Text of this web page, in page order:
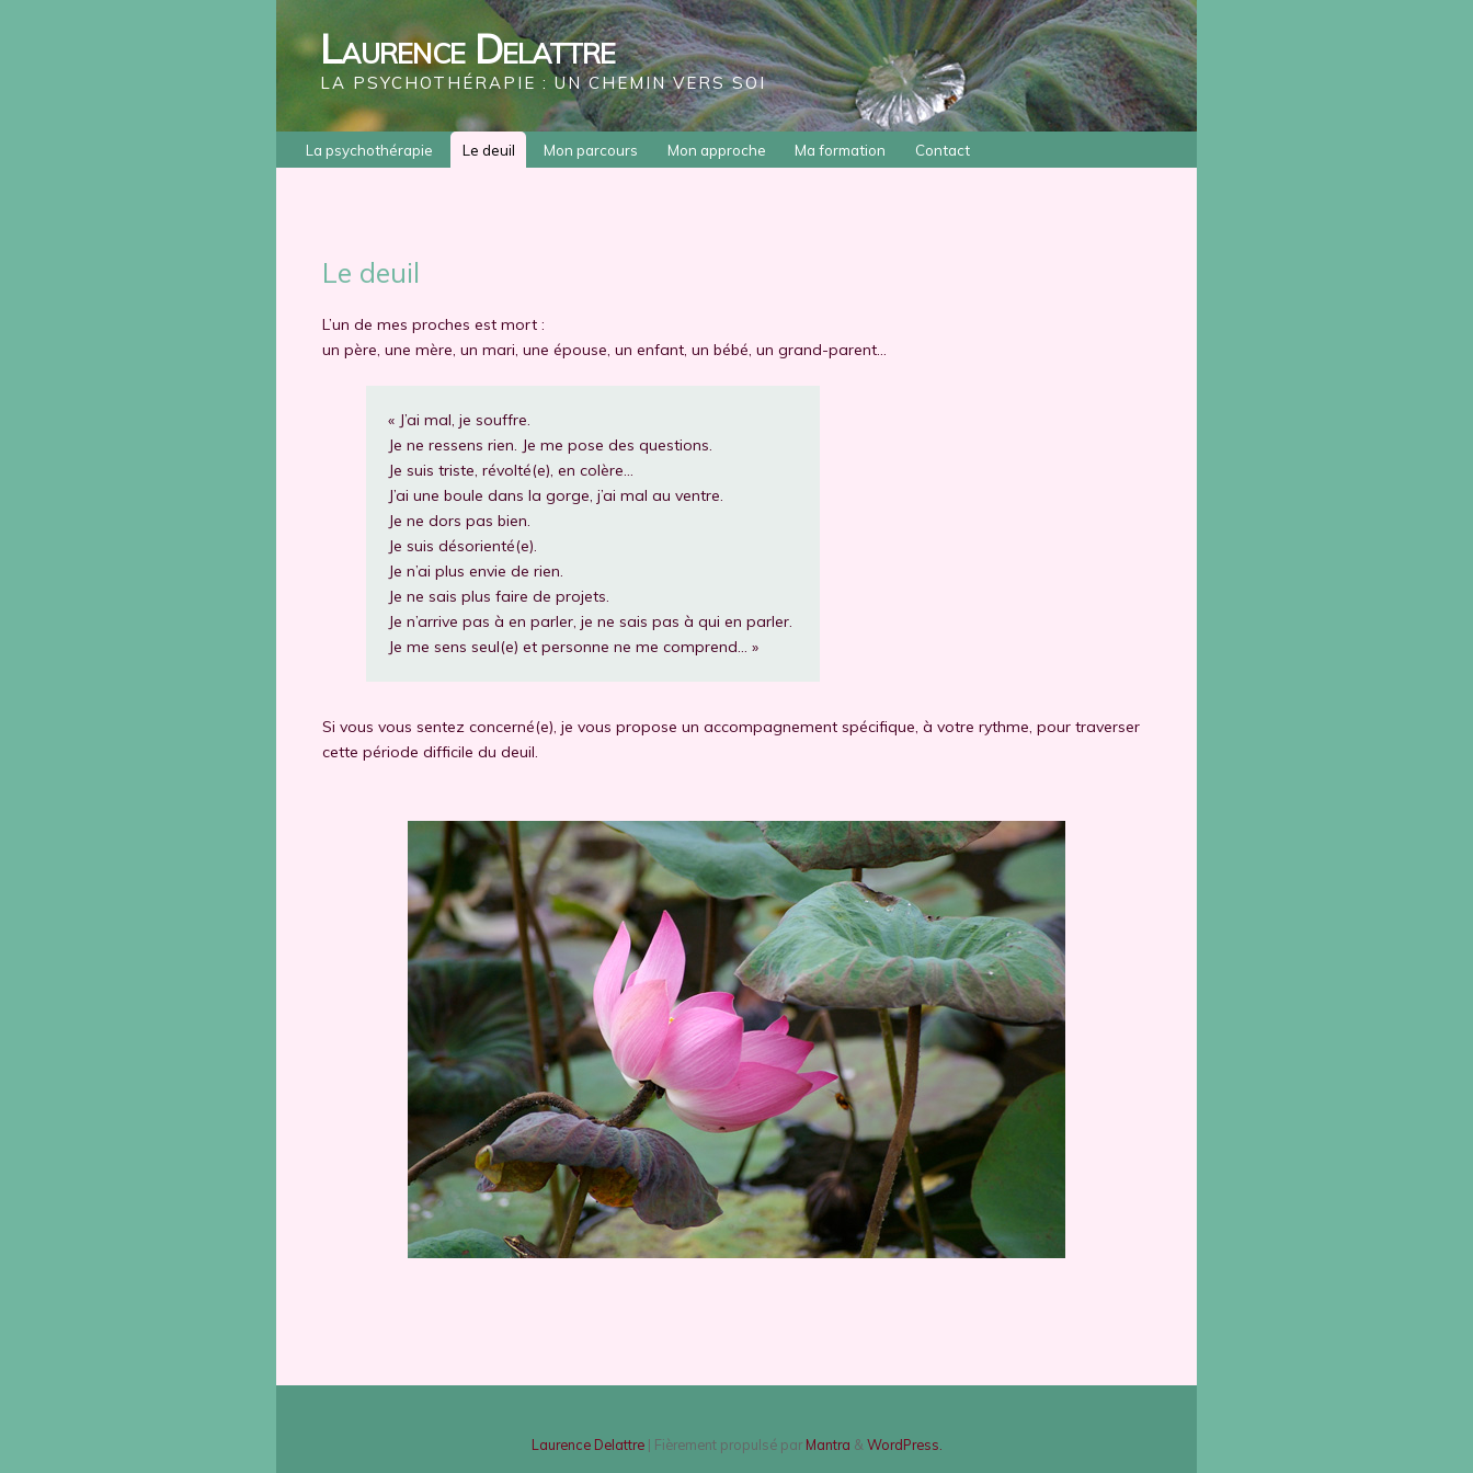
Laurence Delattre
LA PSYCHOTHÉRAPIE : UN CHEMIN VERS SOI
La psychothérapie Le deuil Mon parcours Mon approche Ma formation Contact
Le deuil
L’un de mes proches est mort :
un père, une mère, un mari, une épouse, un enfant, un bébé, un grand-parent…
« J’ai mal, je souffre.
Je ne ressens rien. Je me pose des questions.
Je suis triste, révolté(e), en colère…
J’ai une boule dans la gorge, j’ai mal au ventre.
Je ne dors pas bien.
Je suis désorienté(e).
Je n’ai plus envie de rien.
Je ne sais plus faire de projets.
Je n’arrive pas à en parler, je ne sais pas à qui en parler.
Je me sens seul(e) et personne ne me comprend… »
Si vous vous sentez concerné(e), je vous propose un accompagnement spécifique, à votre rythme, pour traverser
cette période difficile du deuil.
Laurence Delattre| Fièrement propulsé par Mantra &WordPress.